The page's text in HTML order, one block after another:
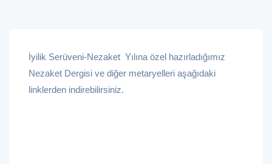
İyilik Serüveni-Nezaket Yılına özel hazırladığımız
Nezaket Dergisi ve diğer metaryelleri aşağıdaki
linklerden indirebilirsiniz.